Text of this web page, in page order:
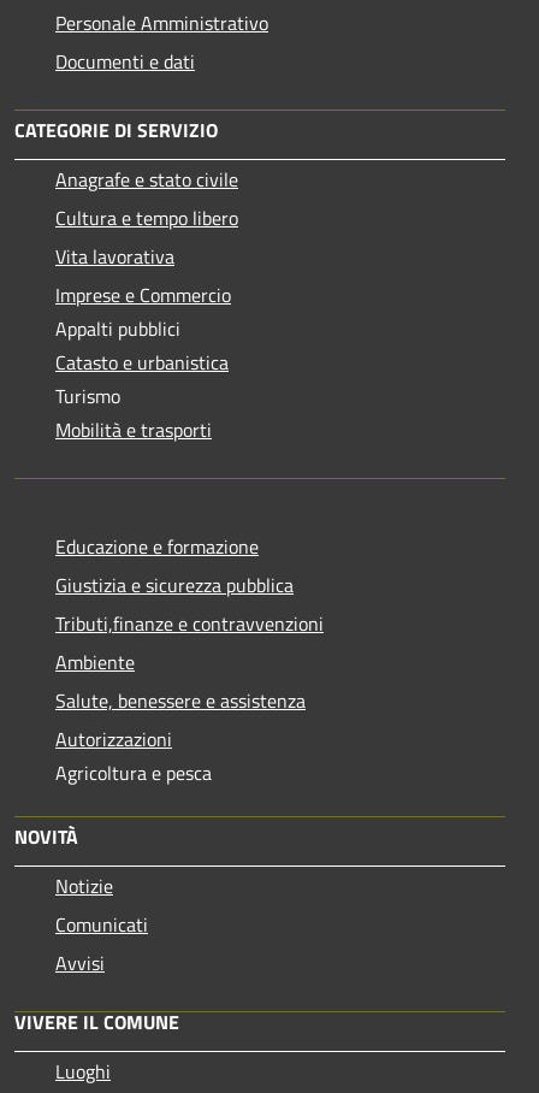
Personale Amministrativo
Documenti e dati
CATEGORIE DI SERVIZIO
Anagrafe e stato civile
Cultura e tempo libero
Vita lavorativa
Imprese e Commercio
Appalti pubblici
Catasto e urbanistica
Turismo
Mobilità e trasporti
Educazione e formazione
Giustizia e sicurezza pubblica
Tributi,finanze e contravvenzioni
Ambiente
Salute, benessere e assistenza
Autorizzazioni
Agricoltura e pesca
NOVITÀ
Notizie
Comunicati
Avvisi
VIVERE IL COMUNE
Luoghi